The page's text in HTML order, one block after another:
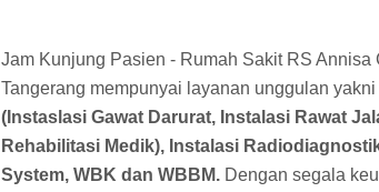
Jam Kunjung Pasien - Rumah Sakit RS
Tangerang mempunyai layanan unggulan yakni
(Instaslasi Gawat Darurat, Instalasi Rawat
Rehabilitasi Medik), Instalasi
System, WBK dan WBBM. Dengan segala